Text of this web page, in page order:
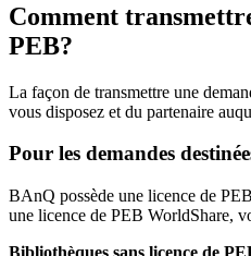
Comment
PEB?
La façon de transmettre une
vous disposez et du partenaire
Pour les demandes
BAnQ possède une licence de
une licence de PEB WorldShare,
Bibliothèques sans licence de